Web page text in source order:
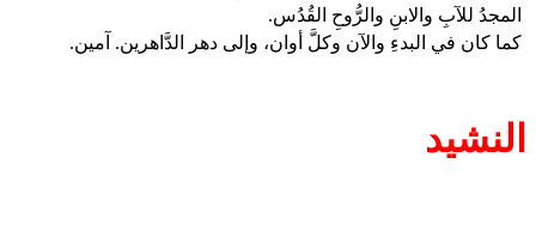
المجدُ للآبِ والابنِ والرُّوحِ القُدُس.
كما كان في البدءِ والآن وكلَّ أوان، وإلى دهر الدَّاهرين. آمين.
النشيد